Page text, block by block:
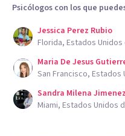
Psicólogos con los que
Jessica Perez Rubio
Florida, Estados
Maria De Jesus
San Francisco, Estados
Sandra Milena
Miami, Estados Unidos